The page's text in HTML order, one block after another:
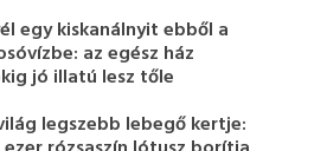
egy kiskanálnyit ebből a
az egész ház
jó illatú lesz tőle
legszebb lebegő kertje: